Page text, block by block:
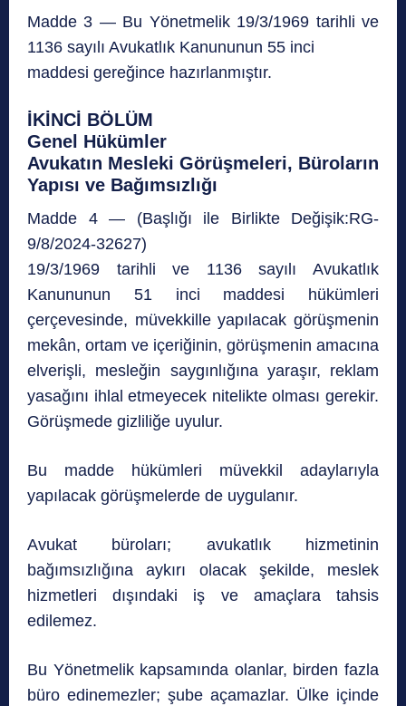
Madde 3 — Bu Yönetmelik 19/3/1969 tarihli ve
1136 sayılı Avukatlık Kanununun 55 inci
maddesi gereğince hazırlanmıştır.
İKİNCİ BÖLÜM
Genel Hükümler
Avukatın Mesleki Görüşmeleri, Büroların
Yapısı ve Bağımsızlığı
Madde 4 — (Başlığı ile Birlikte Değişik:RG-
9/8/2024-32627)
19/3/1969 tarihli ve 1136 sayılı Avukatlık
Kanununun 51 inci maddesi hükümleri
çerçevesinde, müvekkille yapılacak görüşmenin
mekân, ortam ve içeriğinin, görüşmenin amacına
elverişli, mesleğin saygınlığına yaraşır, reklam
yasağını ihlal etmeyecek nitelikte olması gerekir.
Görüşmede gizliliğe uyulur.
Bu madde hükümleri müvekkil adaylarıyla
yapılacak görüşmelerde de uygulanır.
Avukat büroları; avukatlık hizmetinin
bağımsızlığına aykırı olacak şekilde, meslek
hizmetleri dışındaki iş ve amaçlara tahsis
edilemez.
Bu Yönetmelik kapsamında olanlar, birden fazla
büro edinemezler; şube açamazlar. Ülke içinde